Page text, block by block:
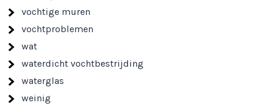
vochtige muren
vochtproblemen
wat
waterdicht vochtbestrijding
waterglas
weinig